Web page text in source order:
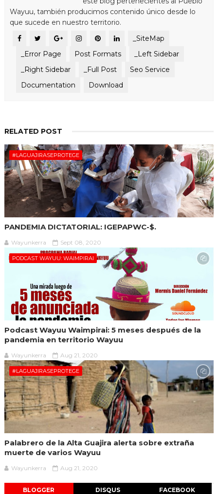
Wayuu, también producimos contenido único desde lo
que sucede en nuestro territorio.
_SiteMap
_Error Page
Post Formats
_Left Sidebar
_Right Sidebar
_Full Post
Seo Service
Documentation
Download
RELATED POST
#LAGUAJIRASEPROTEGE
PANDEMIA DICTATORIAL: IGEPAPWC-$.
Wayunkerra Sept 08, 2020
PODCAST WAYUU: WAIMPIRAI
Podcast Wayuu Waimpirai: 5 meses después de la
pandemia en territorio Wayuu
Wayunkerra Aug 21, 2020
#LAGUAJIRASEPROTEGE
Palabrero de la Alta Guajira alerta sobre extraña
muerte de varios Wayuu
Wayunkerra Aug 21, 2020
BLOGGER DISQUS FACEBOOK